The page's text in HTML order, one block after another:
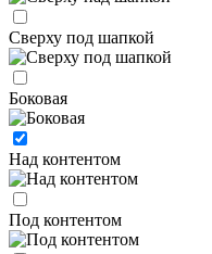
Сверху под шапкой
Боковая
Над контентом
Под контентом